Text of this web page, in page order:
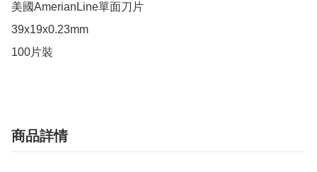
美國AmerianLine單面刀片
39x19x0.23mm
100片裝
商品詳情